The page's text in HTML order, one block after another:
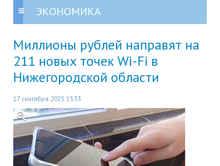
ЭКОНОМИКА
Миллионы рублей направят на
211 новых точек Wi-Fi в
Нижегородской области
17 сентября 2025 15:33